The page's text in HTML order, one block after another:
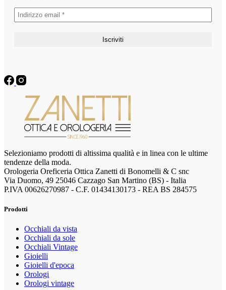
Selezioniamo prodotti di altissima qualità e in linea con le ultime
tendenze della moda.
Orologeria Oreficeria Ottica Zanetti di Bonomelli & C snc
Via Duomo, 49 25046 Cazzago San Martino (BS) - Italia
P.IVA 00626270987 - C.F. 01434130173 - REA BS 284575
Prodotti
Occhiali da vista
Occhiali da sole
Occhiali Vintage
Gioielli
Gioielli d'epoca
Orologi
Orologi vintage